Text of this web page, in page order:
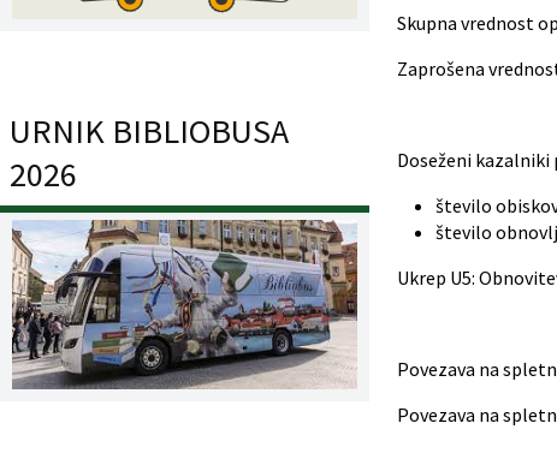
Skupna vrednost
Zaprošena
Doseženi kazalniki
število
število
Ukrep U5:
Povezava na
Povezava na
URNIK BIBLIOBUSA
2026